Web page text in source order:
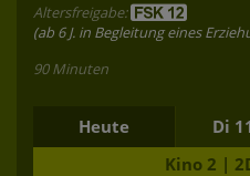
Altersfreigabe:
(ab 6 J. in Begleitung eines
90 Minuten
Heute Di
Kino 2 |